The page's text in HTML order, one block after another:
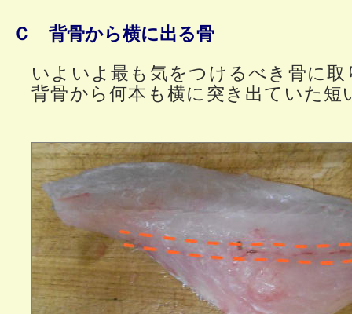
Ｃ 背骨から横に出る骨
いよいよ最も気をつけるべき骨に
背骨から何本も横に突き出ていた短